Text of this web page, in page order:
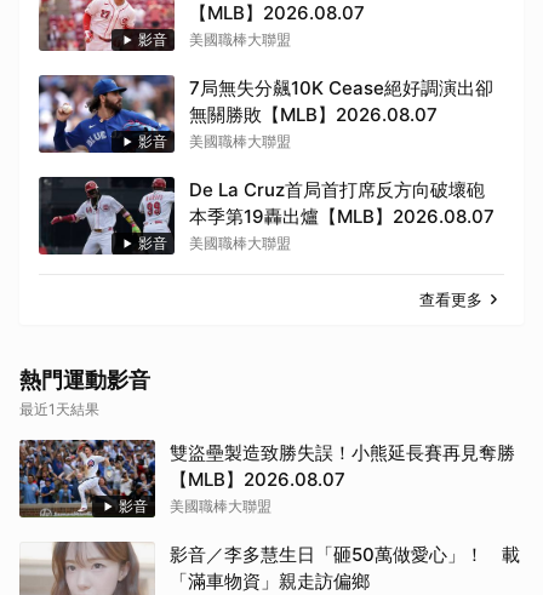
影音
【MLB】2026.08.07
美國職棒大聯盟
影音
7局無失分飆10K Cease絕好調演出卻
無關勝敗【MLB】2026.08.07
美國職棒大聯盟
影音
De La Cruz首局首打席反方向破壞砲
本季第19轟出爐【MLB】2026.08.07
美國職棒大聯盟
查看更多
熱門運動影音
最近1天結果
影音
雙盜壘製造致勝失誤！小熊延長賽再見奪勝
【MLB】2026.08.07
美國職棒大聯盟
影音／李多慧生日「砸50萬做愛心」！ 載
「滿車物資」親走訪偏鄉